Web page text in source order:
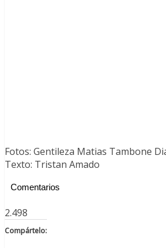
Fotos: Gentileza Matias Tambone
Texto: Tristan Amado
Comentarios
2.498
Compártelo: